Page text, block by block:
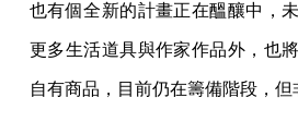
也有個全新的計畫正在醞釀中，
更多生活道具與作家作品外，也
自有商品，目前仍在籌備階段，但